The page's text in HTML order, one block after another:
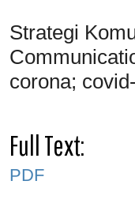
Strategi
corona;
Full Text:
PDF